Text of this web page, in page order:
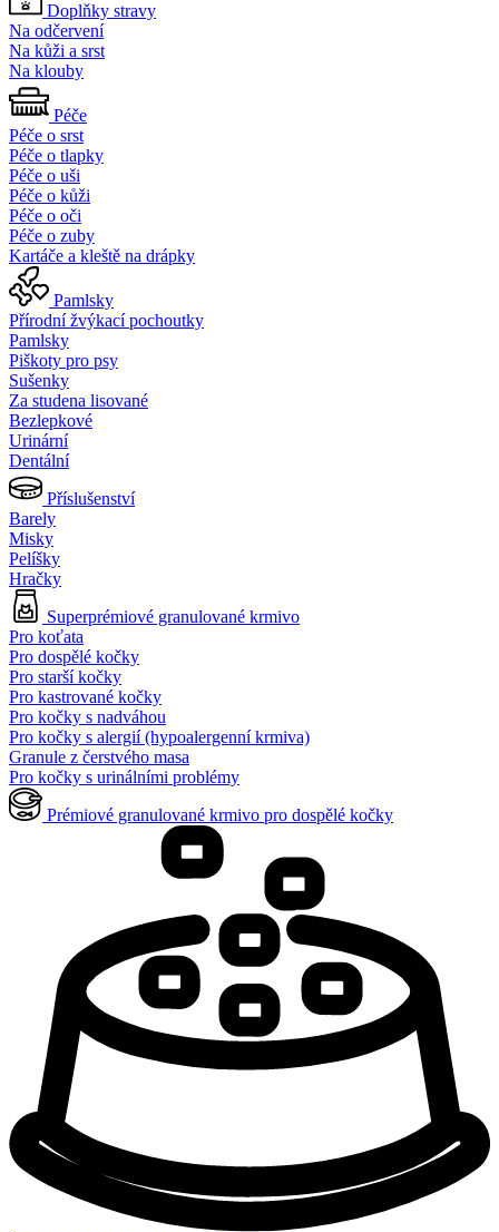
Doplňky stravy
Na odčervení
Na kůži a srst
Na klouby
Péče
Péče o srst
Péče o tlapky
Péče o uši
Péče o kůži
Péče o oči
Péče o zuby
Kartáče a kleště na drápky
Pamlsky
Přírodní žvýkací pochoutky
Pamlsky
Piškoty pro psy
Sušenky
Za studena lisované
Bezlepkové
Urinární
Dentální
Příslušenství
Barely
Misky
Pelíšky
Hračky
Superprémiové granulované krmivo
Pro koťata
Pro dospělé kočky
Pro starší kočky
Pro kastrované kočky
Pro kočky s nadváhou
Pro kočky s alergií (hypoalergenní krmiva)
Granule z čerstvého masa
Pro kočky s urinálními problémy
Prémiové granulované krmivo pro dospělé kočky